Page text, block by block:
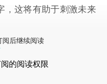
，这将有助于刺激未来
阅后继续阅读
的阅读权限